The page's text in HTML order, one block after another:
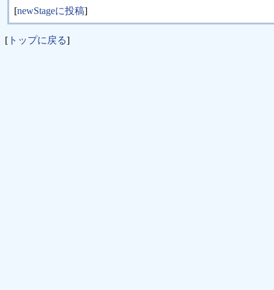
[newStageに投稿]
[ トップに戻る]